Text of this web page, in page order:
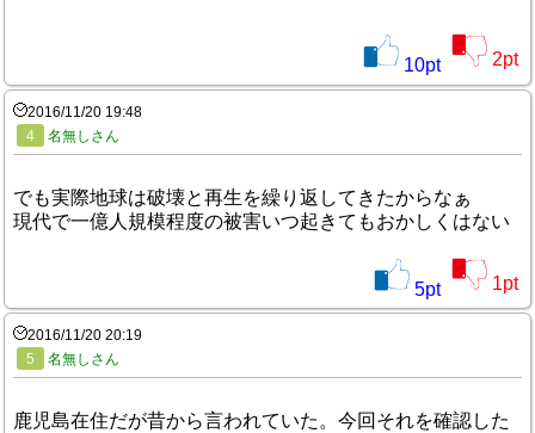
10pt 2pt
2016/11/20 19:48
4
名無しさん
でも実際地球は破壊と再生を繰り返してきたからなぁ
現代で一億人規模程度の被害いつ起きてもおかしくはない
5pt 1pt
2016/11/20 20:19
5
名無しさん
鹿児島在住だが昔から言われていた。今回それを確認した